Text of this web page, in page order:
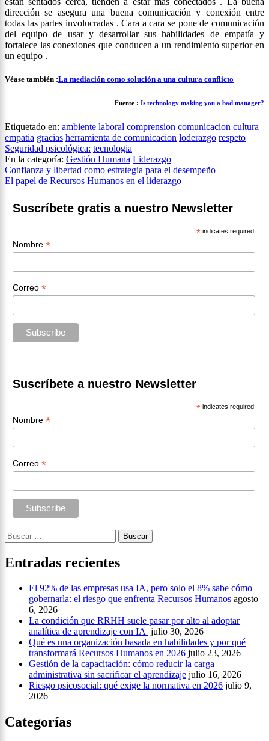
dirección se asegura una buena comunicación y conexión entre
todas las partes involucradas . Cara a cara se pone de comunicación
del equipo de usar y desarrollar sus habilidades de empatía y
fortalece las conexiones que conducen a un rendimiento superior en
un equipo .
Véase también :La mediación como solución a una cultura conflicto
Fuente : Is technology making you a bad manager?
Etiquetado en: ambiente laboral comprension comunicacion cultura
empatia gracias herramienta de comunicacion loderazgo respeto
Seguridad psicológica: tecnologia
En la categoría: Gestión Humana Liderazgo
Navegación
de
entradas
Confianza y libertad como estrategia para el desempeño
El papel de Recursos Humanos en el liderazgo
Suscríbete gratis a nuestro Newsletter
* indicates required
Nombre *
Correo *
Suscríbete a nuestro Newsletter
* indicates required
Nombre *
Correo *
Buscar:
Entradas recientes
El 92% de las empresas usa IA, pero solo el 8% sabe cómo
gobernarla: el riesgo que enfrenta Recursos Humanos agosto
6, 2026
La condición que RRHH suele pasar por alto al adoptar
analítica de aprendizaje con IA julio 30, 2026
Qué es una organización basada en habilidades y por qué
transformará Recursos Humanos en 2026 julio 23, 2026
Gestión de la capacitación: cómo reducir la carga
administrativa sin sacrificar el aprendizaje julio 16, 2026
Riesgo psicosocial: qué exige la normativa en 2026 julio 9,
2026
Categorías